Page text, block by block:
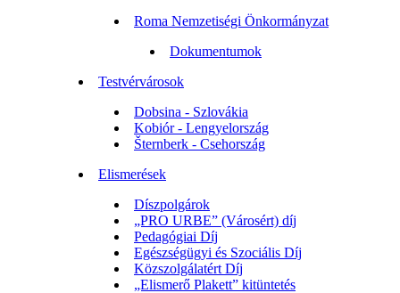
Roma Nemzetiségi Önkormányzat
Dokumentumok
Testvérvárosok
Dobsina - Szlovákia
Kobiór - Lengyelország
Šternberk - Csehország
Elismerések
Díszpolgárok
„PRO URBE” (Városért) díj
Pedagógiai Díj
Egészségügyi és Szociális Díj
Közszolgálatért Díj
„Elismerő Plakett” kitüntetés